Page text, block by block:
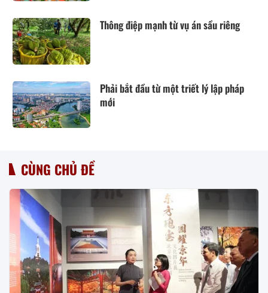
Thông điệp mạnh từ vụ án sầu riêng
Phải bắt đầu từ một triết lý lập pháp
mới
CÙNG CHỦ ĐỀ